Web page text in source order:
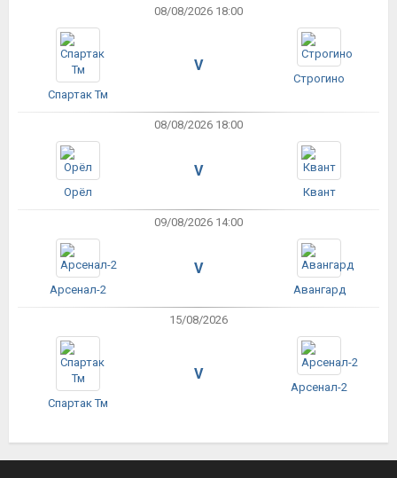
08/08/2026 18:00
Спартак Тм
V
Строгино
08/08/2026 18:00
Орёл
V
Квант
09/08/2026 14:00
Арсенал-2
V
Авангард
15/08/2026
Спартак Тм
V
Арсенал-2